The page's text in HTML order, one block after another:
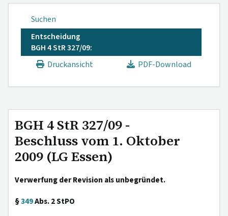
Suchen
Entscheidung
BGH 4 StR 327/09:
Druckansicht
PDF-Download
BGH 4 StR 327/09 -
Beschluss vom 1. Oktober
2009 (LG Essen)
Verwerfung der Revision als unbegründet.
§349Abs. 2 StPO